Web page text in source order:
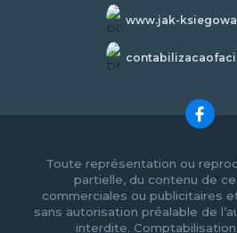
www.jak-
Toute représentation ou
partielle, du contenu de
commerciales ou publicitaires
sans autorisation préalable de
interdite.